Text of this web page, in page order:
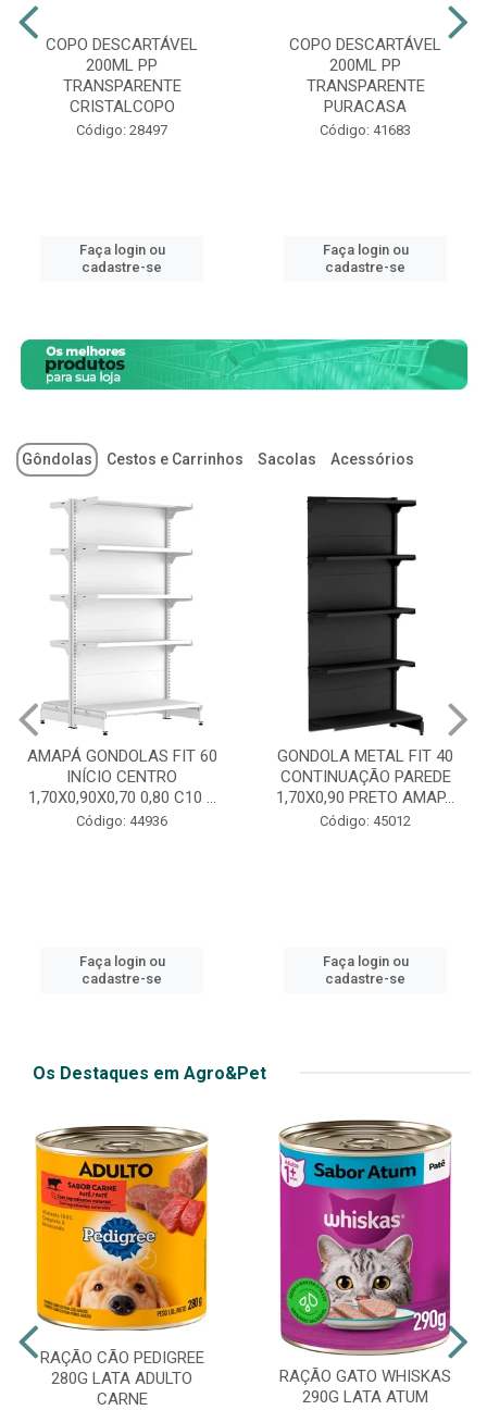
COPO DESCARTÁVEL
200ML PP
TRANSPARENTE
CRISTALCOPO
Código: 28497
Faça login ou
cadastre-se
COPO DESCARTÁVEL
200ML PP
TRANSPARENTE
PURACASA
Código: 41683
Faça login ou
cadastre-se
Gôndolas Cestos e Carrinhos Sacolas Acessórios
GONDOLA METAL FIT 40
CONTINUAÇÃO PAREDE
1,70X0,90 PRETO AMAP...
Código: 45012
Faça login ou
cadastre-se
GONDOLA METAL FIT 40
INICIO CENTRO 1,70X0,90
PRETO AMAPÁ
Código: 45013
cadastre-se
Os Destaques em Agro&Pet
RAÇÃO CÃO PEDIGREE
280G LATA ADULTO
CARNE
RAÇÃO GATO WHISKAS
290G LATA ATUM